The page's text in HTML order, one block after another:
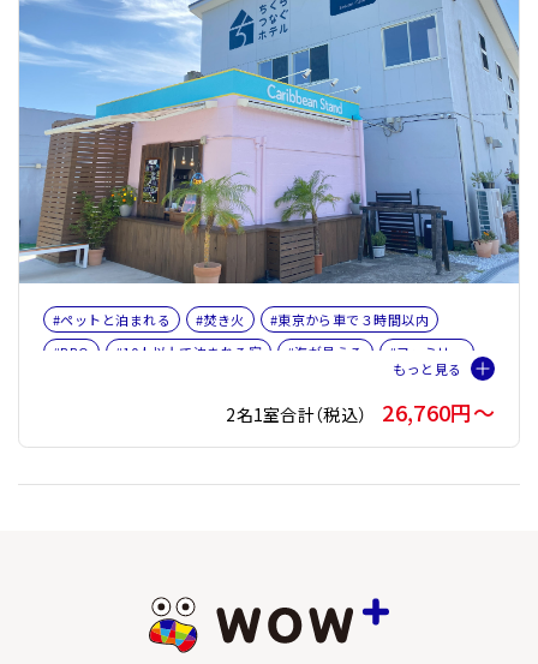
#ペットと泊まれる #焚き火
#東京から車で３時間以内
#BBQ
#10人以上で泊まれる宿 #海が見える #ファミリー
2名1室合計（税込） 26,760円〜